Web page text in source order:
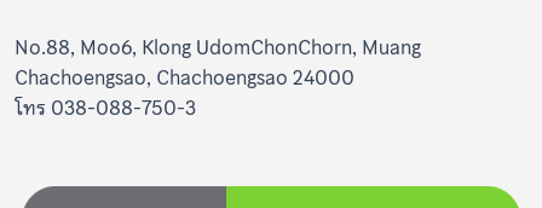
No.88, Moo6, Klong UdomChonChorn, Muang
Chachoengsao, Chachoengsao 24000
โทร 038-088-750-3